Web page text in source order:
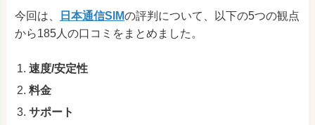
今回は、 日本通信SIMの評判について、以下の5つの観点
から185人の口コミをまとめました。
速度/安定性
料金
サポート